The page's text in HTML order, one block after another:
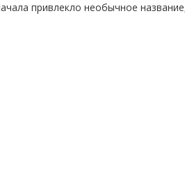
привлекло необычное